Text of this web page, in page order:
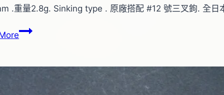
.重量2.8g. Sinking type . 原廠搭配 #12 號三叉鉤. 全日
DUO